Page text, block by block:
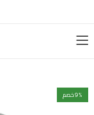
9% خصم